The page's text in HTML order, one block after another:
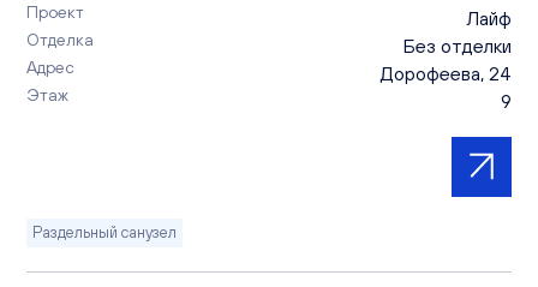
Проект Лайф
Отделка Без отделки
Адрес Дорофеева, 24
Этаж 9
Раздельный санузел